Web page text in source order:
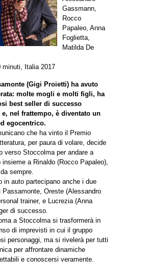
Gassmann,
Rocco
Papaleo, Anna
Foglietta,
Matilda De
minuti, Italia 2017
(Gigi Proietti) ha avuto
molte mogli e molti figli, ha
best seller di successo
nel frattempo, è diventato un
egocentrico.
che ha vinto il Premio
per paura di volare, decide
verso Stoccolma per andare a
a Rinaldo (Rocco Papaleo),
sempre.
in auto partecipano anche i due
Passamonte, Oreste (Alessandro
trainer, e Lucrezia (Anna
di successo.
a Stoccolma si trasformerà in
di imprevisti in cui il gruppo
personaggi, ma si rivelerà per tutti
per affrontare dinamiche
e conoscersi veramente.